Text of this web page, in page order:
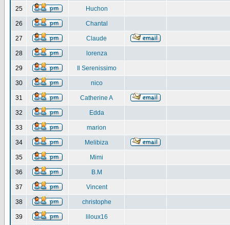
25 Huchon
26 Chantal
27 Claude
28 lorenza
29 Il Serenissimo
30 nico
31 Catherine A
32 Edda
33 marion
34 Melibiza
35 Mimi
36 B.M
37 Vincent
38 christophe
39 liloux16